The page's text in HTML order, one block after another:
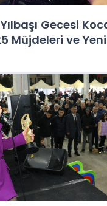
Gecesi
Müjdeleri ve Yeni